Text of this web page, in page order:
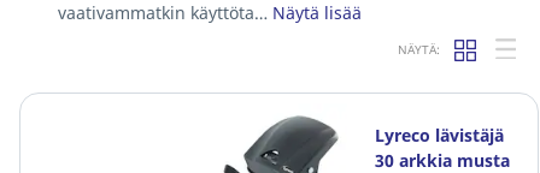
vaativammatkin käyttöta… Näytä lisää
NÄYTÄ:
Lyreco lävistäjä
30 arkkia musta